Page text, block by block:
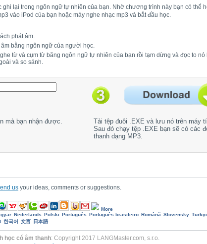
lại trong ngôn ngữ tự nhiên của bạn. Nhờ chương trình này bạn có thể
vào iPod của bạn hoặc máy nghe nhạc mp3 và bắt đầu học.
phát âm.
bằng ngôn ngữ của người học.
từ và cụm từ băng ngôn ngữ tự nhiên của bạn rồi tạm dừng và đọc to
và so sánh.
mà bạn nhận được.
Tải tệp đuôi .EXE và lưu nó trên máy
Sau đó chạy tệp .EXE bạn sẽ có các
thanh dạng MP3.
us your ideas, comments or suggestions.
More
Nederlands Polski Português Português brasileiro Română Slovensky
한국어 文言 日本語
học có âm thanh: Copyright 2017 LANGMaster.com, s.r.o.